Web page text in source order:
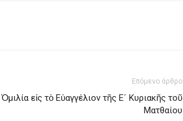
Επόμενο άρθρο
Ὁμιλία εἰς τὸ Εὐαγγέλιον τῆς Ε´ Κυριακῆς τοῦ
Ματθαίου